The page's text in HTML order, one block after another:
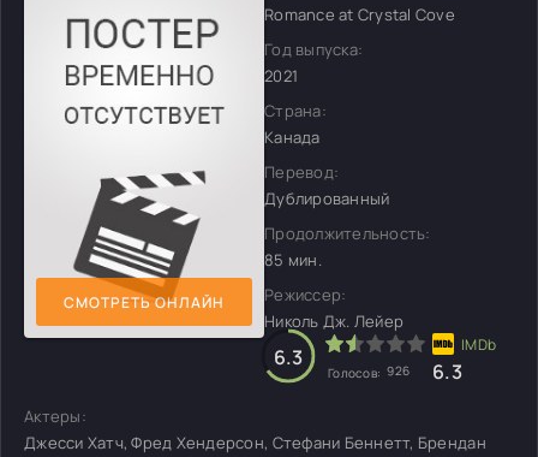
СМОТРЕТЬ ОНЛАЙН
Romance at Crystal Cove
Год выпуска:
2021
Страна:
Канада
Перевод:
Дублированный
Продолжительность:
85 мин.
Режиссер:
Николь Дж. Лейер
6.3
Голосов: 926 6.3
Актеры:
Джесси Хатч, Фред Хендерсон, Стефани Беннетт, Брендан